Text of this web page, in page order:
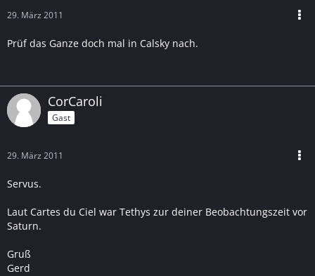
29. März 2011
Prüf das Ganze doch mal in Calsky nach.
CorCaroli
Gast
29. März 2011
Servus.
Laut Cartes du Ciel war Tethys zur deiner Beobachtungszeit vor
Saturn.
Gruß
Gerd